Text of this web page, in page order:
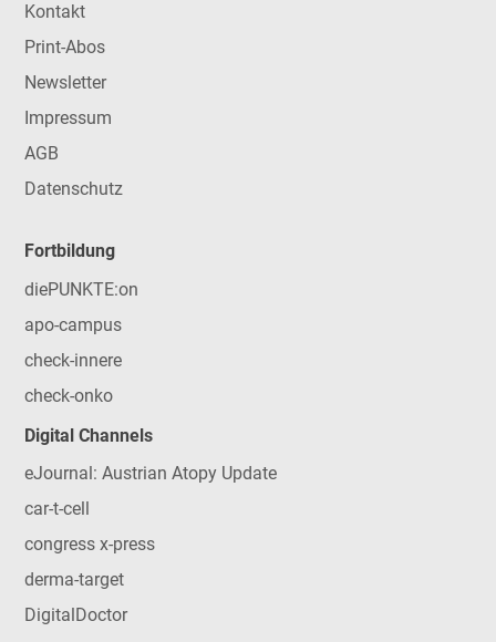
Kontakt
Print-Abos
Newsletter
Impressum
AGB
Datenschutz
Fortbildung
diePUNKTE:on
apo-campus
check-innere
check-onko
Digital Channels
eJournal: Austrian Atopy Update
car-t-cell
congress x-press
derma-target
DigitalDoctor